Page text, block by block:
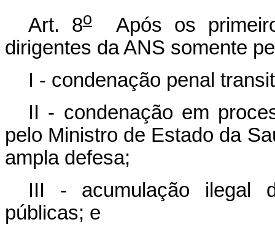
Art. 8oApós os
dirigentes da ANS somente
I - condenação penal
II - condenação em
pelo Ministro de Estado da
ampla defesa;
III - acumulação ilegal
públicas; e